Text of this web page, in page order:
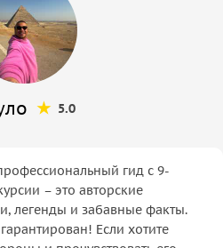
5.0
гид с 9-
– это авторские
легенды и забавные факты.
Если хотите